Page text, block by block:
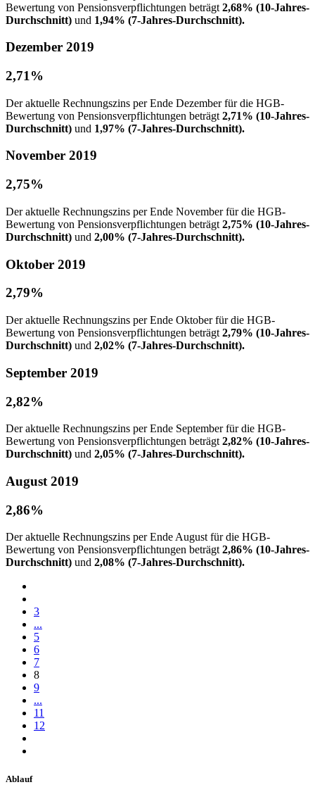
Bewertung von Pensionsverpflichtungen beträgt 2,68% (10-Jahres-
Durchschnitt) und 1,94% (7-Jahres-Durchschnitt).
Dezember 2019
2,71%
Der aktuelle Rechnungszins per Ende Dezember für die HGB-
Bewertung von Pensionsverpflichtungen beträgt 2,71% (10-Jahres-
Durchschnitt) und 1,97% (7-Jahres-Durchschnitt).
November 2019
2,75%
Der aktuelle Rechnungszins per Ende November für die HGB-
Bewertung von Pensionsverpflichtungen beträgt 2,75% (10-Jahres-
Durchschnitt) und 2,00% (7-Jahres-Durchschnitt).
Oktober 2019
2,79%
Der aktuelle Rechnungszins per Ende Oktober für die HGB-
Bewertung von Pensionsverpflichtungen beträgt 2,79% (10-Jahres-
Durchschnitt) und 2,02% (7-Jahres-Durchschnitt).
September 2019
2,82%
Der aktuelle Rechnungszins per Ende September für die HGB-
Bewertung von Pensionsverpflichtungen beträgt 2,82% (10-Jahres-
Durchschnitt) und 2,05% (7-Jahres-Durchschnitt).
August 2019
2,86%
Der aktuelle Rechnungszins per Ende August für die HGB-
Bewertung von Pensionsverpflichtungen beträgt 2,86% (10-Jahres-
Durchschnitt) und 2,08% (7-Jahres-Durchschnitt).
3
...
5
6
7
8
9
...
11
12
Ablauf